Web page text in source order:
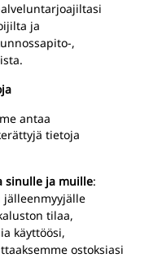
ja
,
antaa
tietoja
sinulle ja muille:
jälleenmyyjälle
tilaa,
käyttöösi,
ostoksiasi